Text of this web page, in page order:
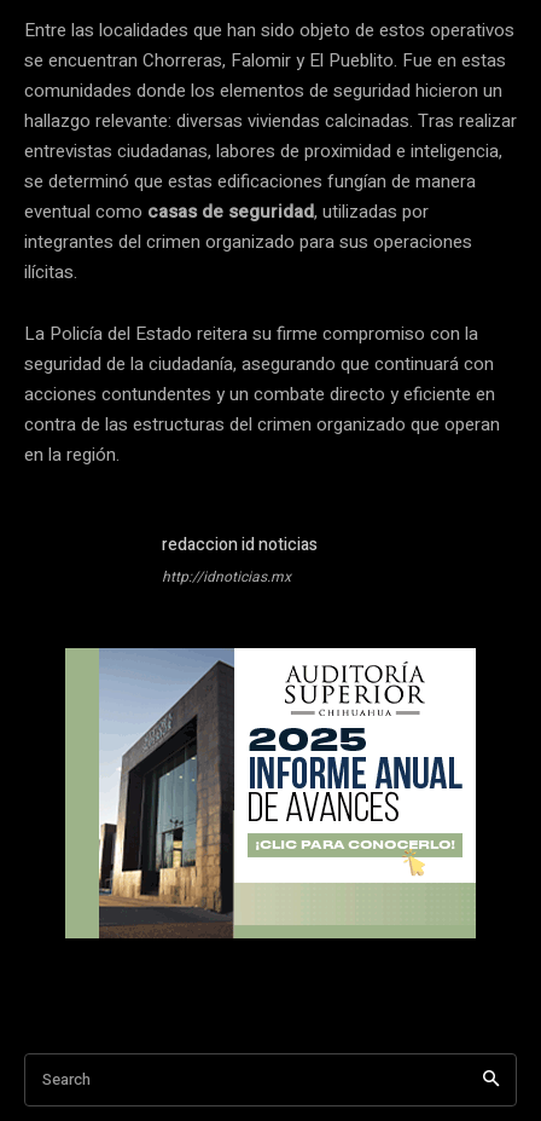
Entre las localidades que han sido objeto de estos operativos
se encuentran Chorreras, Falomir y El Pueblito. Fue en estas
comunidades donde los elementos de seguridad hicieron un
hallazgo relevante: diversas viviendas calcinadas. Tras realizar
entrevistas ciudadanas, labores de proximidad e inteligencia,
se determinó que estas edificaciones fungían de manera
eventual como casas de seguridad, utilizadas por
integrantes del crimen organizado para sus operaciones
ilícitas.
La Policía del Estado reitera su firme compromiso con la
seguridad de la ciudadanía, asegurando que continuará con
acciones contundentes y un combate directo y eficiente en
contra de las estructuras del crimen organizado que operan
en la región.
redaccion id noticias
http://idnoticias.mx
Search